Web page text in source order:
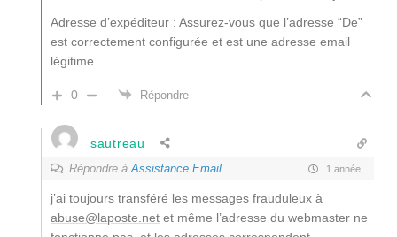
Adresse d’expéditeur : Assurez-vous que l’adresse “De”
est correctement configurée et est une adresse email
légitime.
0 Répondre
sautreau
Répondre àAssistance Email 1 année
j’ai toujours transféré les messages frauduleux à
abuse@laposte.net et même l’adresse du webmaster ne